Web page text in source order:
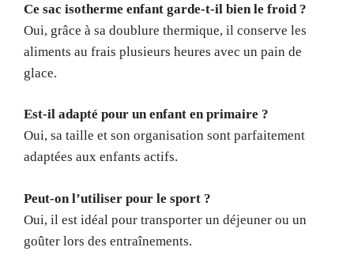
Ce sac isotherme enfant garde-t-il bien le froid ?
Oui, grâce à sa doublure thermique, il conserve les
aliments au frais plusieurs heures avec un pain de
glace.
Est-il adapté pour un enfant en primaire ?
Oui, sa taille et son organisation sont parfaitement
adaptées aux enfants actifs.
Peut-on l’utiliser pour le sport ?
Oui, il est idéal pour transporter un déjeuner ou un
goûter lors des entraînements.